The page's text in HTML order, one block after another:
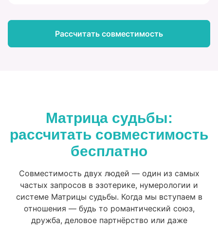
Рассчитать совместимость
Матрица судьбы:
рассчитать совместимость
бесплатно
Совместимость двух людей — один из самых
частых запросов в эзотерике, нумерологии и
системе Матрицы судьбы. Когда мы вступаем в
отношения — будь то романтический союз,
дружба, деловое партнёрство или даже